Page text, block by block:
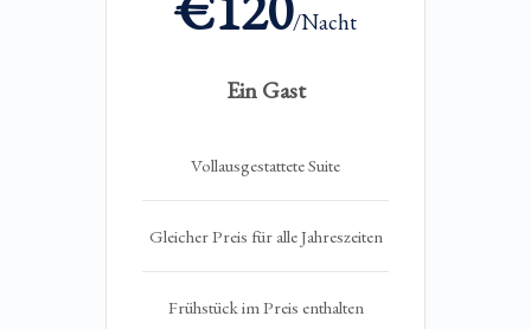
/Nacht
Ein Gast
Vollausgestattete Suite
Gleicher Preis für alle Jahreszeiten
Frühstück im Preis enthalten